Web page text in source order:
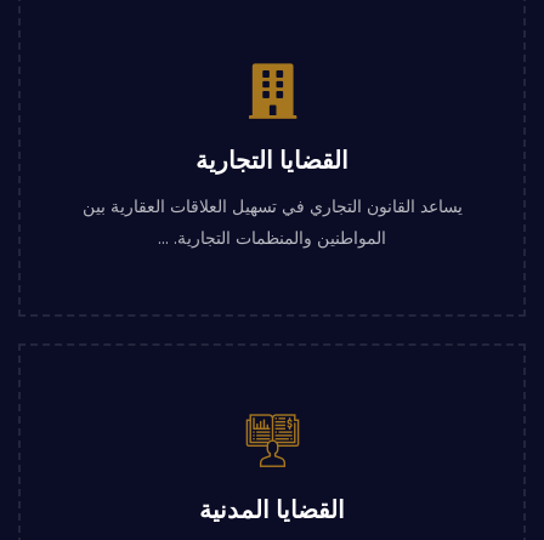
القضايا التجارية
يساعد القانون التجاري في تسهيل العلاقات العقارية بين
المواطنين والمنظمات التجارية. ...
القضايا المدنية